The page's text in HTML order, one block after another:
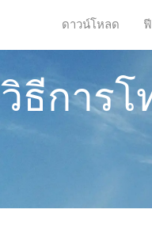
ดาวน์โหลด
วิธีการโ